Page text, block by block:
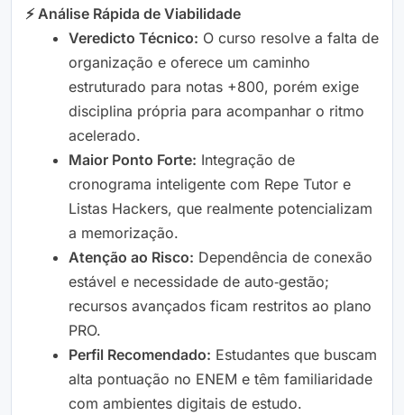
⚡ Análise Rápida de Viabilidade
Veredicto Técnico: O curso resolve a falta de
organização e oferece um caminho
estruturado para notas +800, porém exige
disciplina própria para acompanhar o ritmo
acelerado.
Maior Ponto Forte: Integração de
cronograma inteligente com Repe Tutor e
Listas Hackers, que realmente potencializam
a memorização.
Atenção ao Risco: Dependência de conexão
estável e necessidade de auto‑gestão;
recursos avançados ficam restritos ao plano
PRO.
Perfil Recomendado: Estudantes que buscam
alta pontuação no ENEM e têm familiaridade
com ambientes digitais de estudo.